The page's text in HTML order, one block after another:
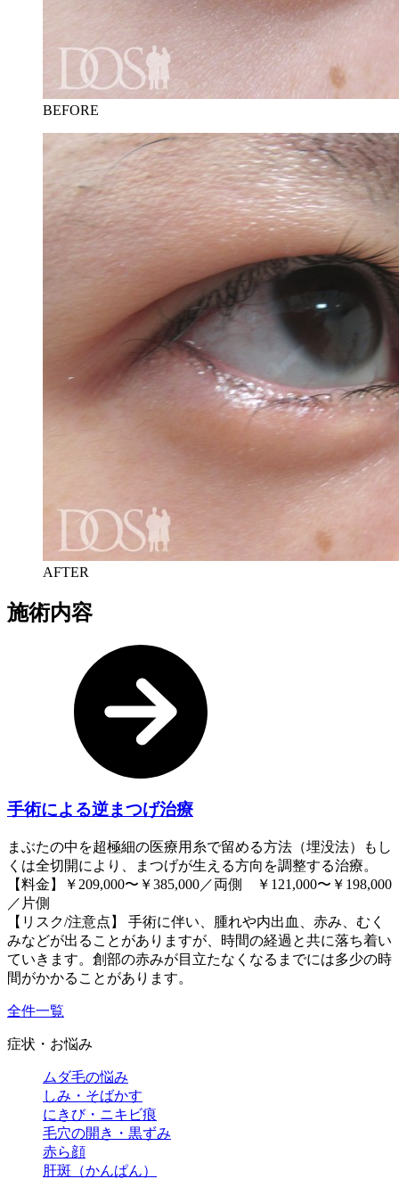
BEFORE
AFTER
施術内容
手術による逆まつげ治療
まぶたの中を超極細の医療用糸で留める方法（埋没法）もし
くは全切開により、まつげが生える方向を調整する治療。
【料金】￥209,000〜￥385,000／両側 ￥121,000〜￥198,000
／片側
【リスク/注意点】 手術に伴い、腫れや内出血、赤み、むく
みなどが出ることがありますが、時間の経過と共に落ち着い
ていきます。創部の赤みが目立たなくなるまでには多少の時
間がかかることがあります。
全件一覧
症状・お悩み
ムダ毛の悩み
しみ・そばかす
にきび・ニキビ痕
毛穴の開き・黒ずみ
赤ら顔
肝斑（かんぱん）